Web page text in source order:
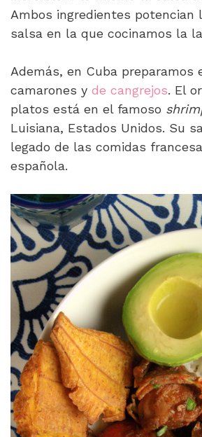
Ambos ingredientes potencian
salsa en la que cocinamos la
Además, en Cuba preparamos
camarones y de cangrejos. El
platos está en el famoso
Luisiana, Estados Unidos. Su
legado de las comidas
española.